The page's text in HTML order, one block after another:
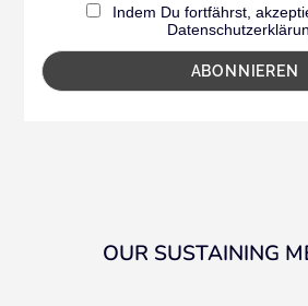
Indem Du fortfährst,
OUR SUSTAINING